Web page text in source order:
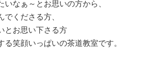
いなぁ～とお思いの方から、
でくださる方、
とお思い下さる方
る笑顔いっぱいの茶道教室です。